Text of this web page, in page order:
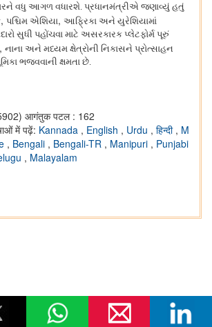
વધુ આગળ વધારશે. પ્રધાનમંત્રીએ જણાવ્યું હતું
, પશ્ચિમ એશિયા, આફ્રિકા અને યુરેશિયામાં
સુધી પહોંચવા માટે અસરકારક પ્લેટફોર્મ પૂરું
, નાના અને મધ્યમ ક્ષેત્રોની નિકાસને પ્રોત્સાહન
ભજવવાની ક્ષમતા છે.
आगंतुक पटल : 162
में पढ़ें: Kannada , English , Urdu , हिन्दी , M
, Bengali , Bengali-TR , Manipuri , Punjabi
, Malayalam